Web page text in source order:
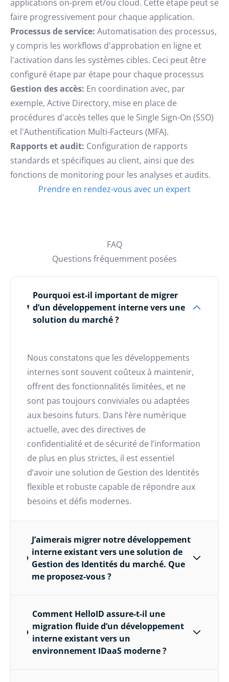
applications on-prem et/ou cloud. Cette étape peut se
faire progressivement pour chaque application.
Processus de service: Automatisation des processus,
y compris les workflows d'approbation en ligne et
l'activation dans les systèmes cibles. Ceci peut être
configuré étape par étape pour chaque processus
Gestion des accès: En coordination avec, par
exemple, Active Directory, mise en place de
procédures d'accès telles que le Single Sign-On (SSO)
et l'Authentification Multi-Facteurs (MFA).
Rapports et audit: Configuration de rapports
standards et spécifiques au client, ainsi que des
fonctions de monitoring pour les analyses et audits.
Prendre en rendez-vous avec un expert
FAQ
Questions fréquemment posées
Pourquoi est-il important de migrer
d’un développement interne vers une
solution du marché ?
Nous constatons que les développements
internes sont souvent coûteux à maintenir,
offrent des fonctionnalités limitées, et ne
sont pas toujours conviviales ou adaptées
aux besoins futurs. Dans l’ère numérique
actuelle, avec des directives de
confidentialité et de sécurité de l’information
de plus en plus strictes, il est essentiel
d’avoir une solution de Gestion des Identités
flexible et robuste capable de répondre aux
besoins et défis modernes.
J’aimerais migrer notre développement
interne existant vers une solution de
Gestion des Identités du marché. Que
me proposez-vous ?
Comment HelloID assure-t-il une
migration fluide d’un développement
interne existant vers un
environnement IDaaS moderne ?